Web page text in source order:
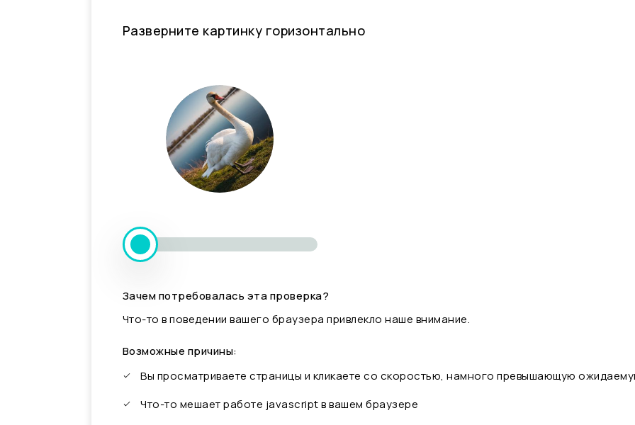
Разверните картинку горизонтально
Зачем потребовалась эта проверка?
Что-то в поведении вашего браузера привлекло наше внимание.
Возможные причины:
Вы просматриваете страницы и кликаете со скоростью, намного превышающую
Что-то мешает работе javascript в вашем браузере